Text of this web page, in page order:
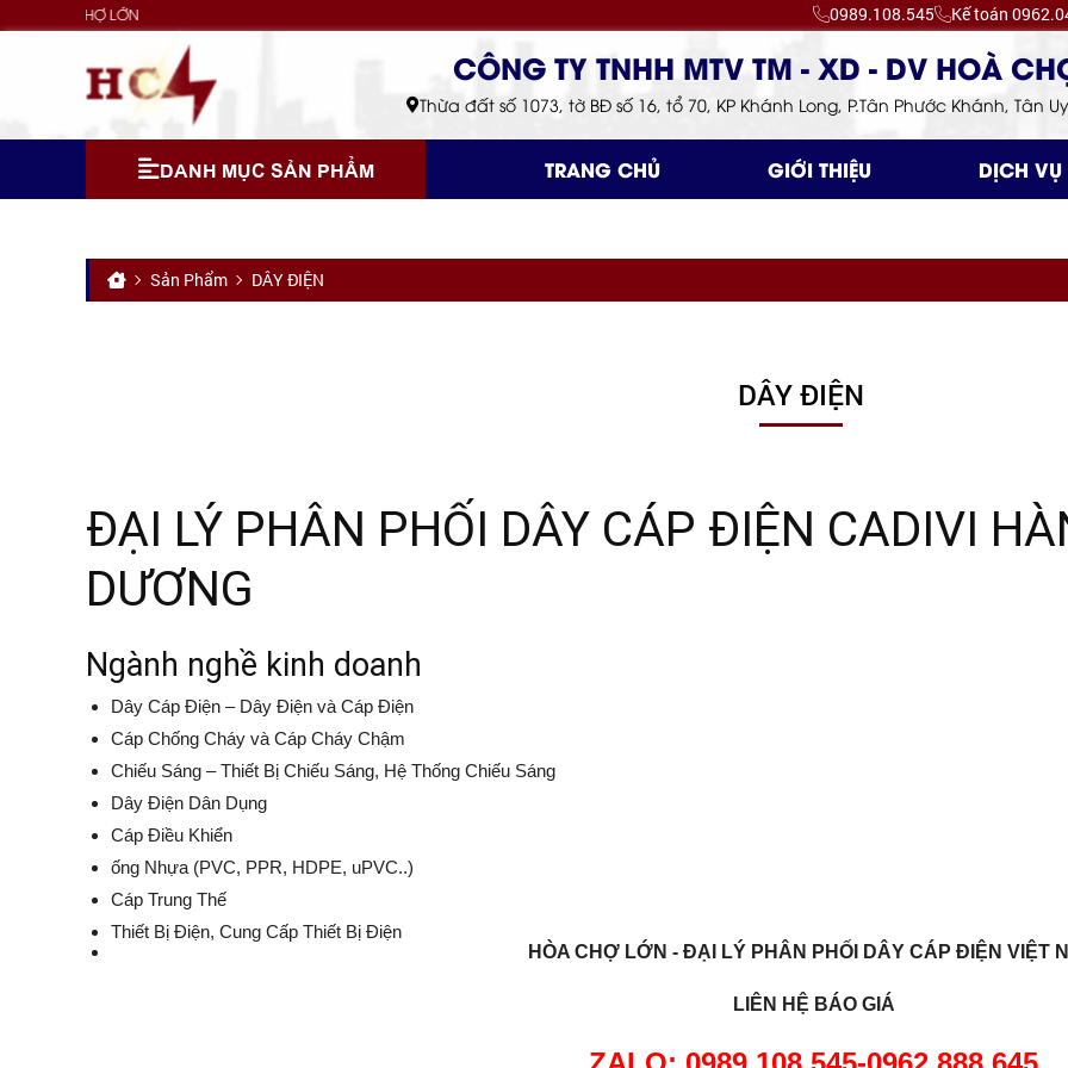
Chào mừng bạn đến với Công ty TNHH TM - XD -
0989.108.545 Kế toán
Thừa đất số 1073, tờ BĐ số 16, tổ 70, KP Khánh Long, P.Tân Phước Khánh, Tân
DANH MỤC SẢN PHẨM TRANG CHỦ GIỚI THIỆU DỊCH VỤ
Sản Phẩm DÂY ĐIỆN
DÂY ĐIỆN
ĐẠI LÝ PHÂN PHỐI DÂY CÁP ĐIỆN CADIVI
DƯƠNG
Ngành nghề kinh doanh
Dây Cáp Điện – Dây Điện và Cáp Điện
Cáp Chống Cháy và Cáp Cháy Chậm
Chiếu Sáng – Thiết Bị Chiếu Sáng, Hệ Thống Chiếu Sáng
Dây Điện Dân Dụng
Cáp Điều Khiển
ống Nhựa (PVC, PPR, HDPE, uPVC..)
Cáp Trung Thế
Thiết Bị Điện, Cung Cấp Thiết Bị Điện
HÒA CHỢ LỚN - ĐẠI LÝ PHÂN PHỐI DÂY CÁP ĐIỆN VIỆT
LIÊN HỆ BÁO GIÁ